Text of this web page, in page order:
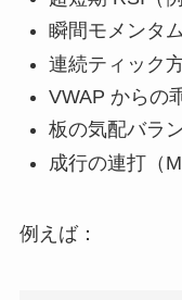
瞬間モメンタ
連続ティック
VWAP からの
板の気配バラ
成行の連打（
例えば：